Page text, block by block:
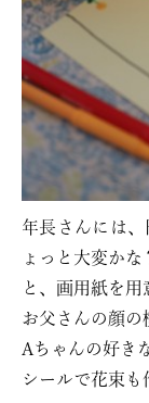
年長さんには
ょっと大変かな
と、画用紙を用
お父さんの顔の
Aちゃんの好き
シールで花束も